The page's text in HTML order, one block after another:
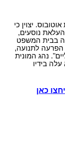
יצוין כי
נוסעים,
בבית המשפט
הפרעה לתנועה,
נהג המונית
בידיו
כאן